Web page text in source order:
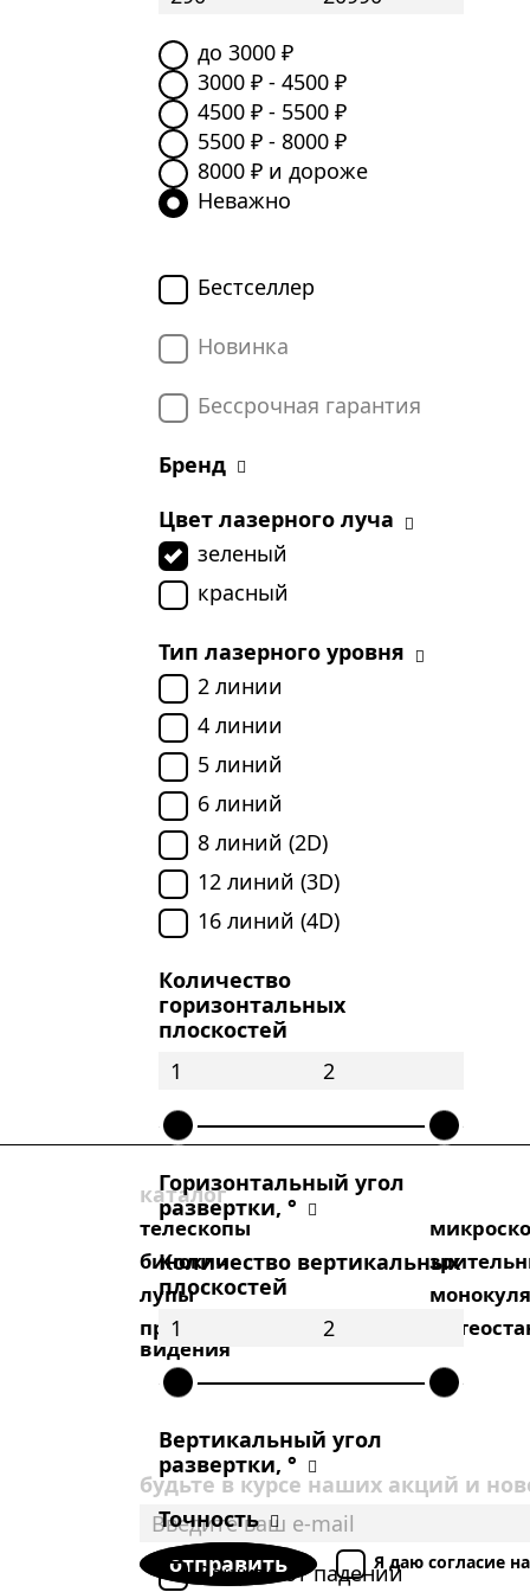
до 3000₽
3000₽ - 4500₽
4500₽ - 5500₽
5500₽ - 8000₽
8000₽ и дороже
Неважно
Бестселлер
Новинка
Бессрочная гарантия
Бренд
Цвет лазерного луча
зеленый
красный
Тип лазерного уровня
2 линии
4 линии
5 линий
6 линий
8 линий (2D)
12 линий (3D)
16 линий (4D)
Количество
горизонтальных
плоскостей
Горизонтальный угол
развертки, °
Количество вертикальных
плоскостей
Вертикальный угол
развертки, °
Точность
Защита от падений
каталог
телескопы
бинокли
лупы
приборы ночного
видения
будьте в курсе наших акций и
отправить Я даю согласие